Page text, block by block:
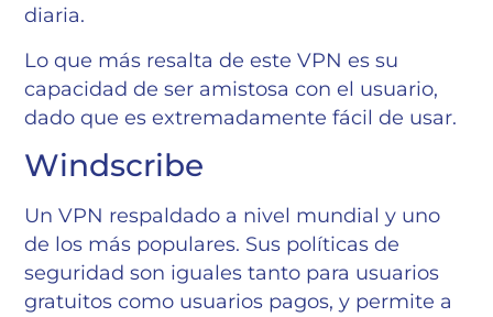
diaria.
Lo que más resalta de este VPN es su
capacidad de ser amistosa con el usuario,
dado que es extremadamente fácil de usar.
Windscribe
Un VPN respaldado a nivel mundial y uno
de los más populares. Sus políticas de
seguridad son iguales tanto para usuarios
gratuitos como usuarios pagos, y permite a